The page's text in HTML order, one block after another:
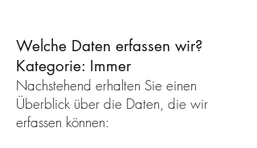
Welche Daten erfassen wir?
Kategorie: Immer
Nachstehend erhalten Sie einen
Überblick über die Daten, die wir
erfassen können: